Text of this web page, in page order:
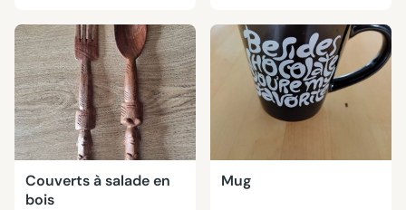
Couverts à salade en
bois
Mug